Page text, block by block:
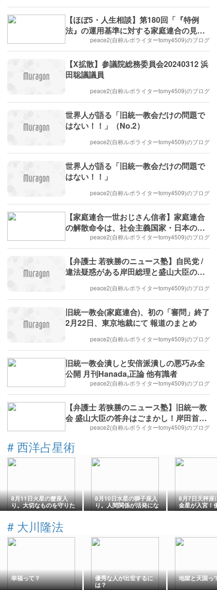
【ほぼ5・人生相談】第180回「『特例
法』の運用基準に対する家庭連合の見解
を教えてください①」
peace2(自称ルポライターtomy4509)のブログ
【X拡散】参議院総務委員会20240312 浜
田聡議議員
peace2(自称ルポライターtomy4509)のブログ
世界人が語る「旧統一教会だけの問題で
はない！！」（No.2）
peace2(自称ルポライターtomy4509)のブログ
世界人が語る「旧統一教会だけの問題で
はない！！」
peace2(自称ルポライターtomy4509)のブログ
【家庭連合一世おじさん信者】家庭連合
の解散命令は、社会主義国家・日本の始
peace2(自称ルポライターtomy4509)のブログ
【弁護士 若狭勝のニュース塾】自民党 /
違法疑惑がある岸田総理と盛山大臣のご
peace2(自称ルポライターtomy4509)のブログ
旧統一教会(家庭連合)、初の「審問」終了
2月22日、東京地裁にて 報道のまとめ
peace2(自称ルポライターtomy4509)のブログ
旧統一教会潰しと安倍派潰しの悪巧み全
公開 月刊Hanada,正論 他有識者
peace2(自称ルポライターtomy4509)のブログ
【弁護士 若狭勝のニュース塾】旧統一教
会 盛山大臣の答弁はごまかし！岸田首相
にも疑惑peace2(自称ルポライターtomy4509)のブログ
# 西洋占星術
8月11日火星の蟹座入
り。大切なものを守りた
くなる時期&注意したほ
8月10日水星の獅子座入
り。人間関係が活発にな
る&自分を上手に表現で
8月7日天秤座
金星が入宮！
された雰囲気
# 大川隆法
幸福って？ 優秀な人が出世するに
は？
地獄と天国っ